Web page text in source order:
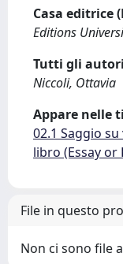
Casa editrice
Editions
Tutti gli autori
Niccoli, Ottavia
Appare nelle
02.1 Saggio
libro (Essay or
File in questo
Non ci sono file